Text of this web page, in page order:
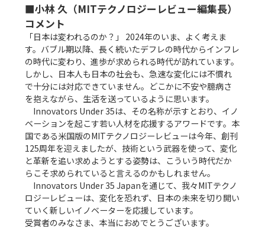
■小林 久（MITテクノロジーレビュー編集長）
コメント
「日本は変われるのか？」 2024年のいま、よく考えま
す。バブル期以降、長く続いたデフレの時代からインフレ
の時代に変わり、進歩が求められる時代が訪れています。
しかし、日本人も日本の社会も、急速な変化には不慣れ
で十分には対応できていません。どこかに不安や臆病さ
を抱えながら、生活を送っているように思います。
Innovators Under 35は、その名称が示すとおり、イノ
ベーションを起こす若い人材を応援するアワードです。本
国である米国版のMITテクノロジーレビューは今年、創刊
125周年を迎えましたが、技術という武器を使って、変化
と革新を追い求めようとする姿勢は、こういう時代だか
らこそ求められていると言えるのかもしれません。
Innovators Under 35 Japanを通じて、我々MITテクノ
ロジーレビューは、変化を恐れず、日本の未来を切り開い
ていく新しいイノベーターを応援しています。
受賞者のみなさま、本当におめでとうございます。